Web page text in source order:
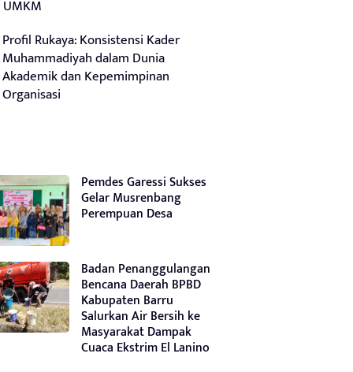
UMKM
Profil Rukaya: Konsistensi Kader
Muhammadiyah dalam Dunia
Akademik dan Kepemimpinan
Organisasi
Pemdes Garessi Sukses
Gelar Musrenbang
Perempuan Desa
Badan Penanggulangan
Bencana Daerah BPBD
Kabupaten Barru
Salurkan Air Bersih ke
Masyarakat Dampak
Cuaca Ekstrim El Lanino